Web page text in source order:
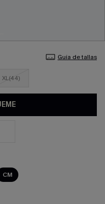
Guía de tallas
XL(44)
CM